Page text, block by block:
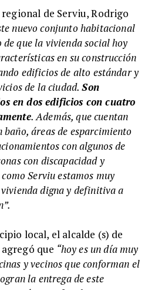
de Serviu, Rodrigo
nuevo conjunto habitacional
que la vivienda social hoy
en su construcción
edificios de alto estándar y
de la ciudad.Son
en dos edificios con cuatro
. Además, que cuentan
áreas de esparcimiento
con algunos de
con discapacidad y
Serviu estamos muy
digna y definitiva a
local, el alcalde (s) de
que “hoy es un día muy
y vecinos que conforman el
la entrega de este